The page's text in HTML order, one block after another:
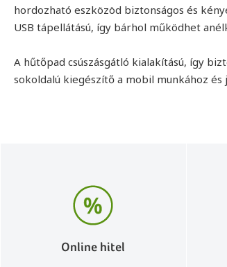
hordozható eszközöd biztonságos és
USB tápellátású, így bárhol működhet
A hűtőpad csúszásgátló kialakítású, így
sokoldalú kiegészítő a mobil munkához és
Online hitel